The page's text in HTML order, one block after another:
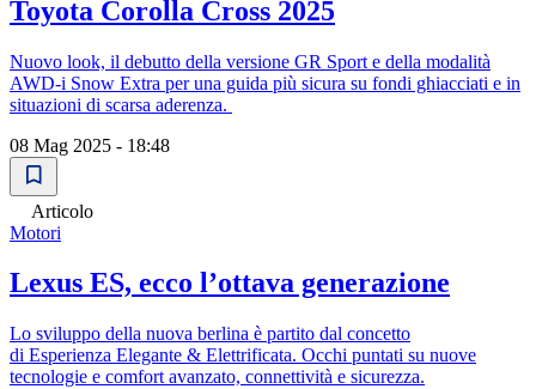
Toyota Corolla Cross 2025
Nuovo look, il debutto della versione GR Sport e della modalità
AWD-i Snow Extra per una guida più sicura su fondi ghiacciati e in
situazioni di scarsa aderenza.
08 Mag 2025 - 18:48
Articolo
Motori
Lexus ES, ecco l’ottava generazione
Lo sviluppo della nuova berlina è partito dal concetto
di Esperienza Elegante & Elettrificata. Occhi puntati su nuove
tecnologie e comfort avanzato, connettività e sicurezza.